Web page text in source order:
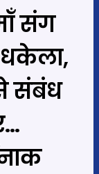
संग
धकेला,
संबंध